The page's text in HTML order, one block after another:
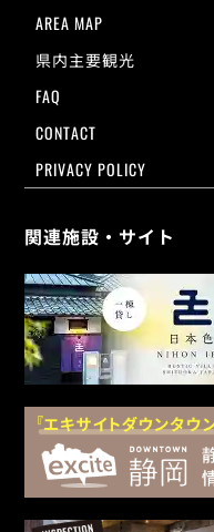
AREA MAP
県内主要観光
FAQ
CONTACT
PRIVACY POLICY
関連施設・サイト